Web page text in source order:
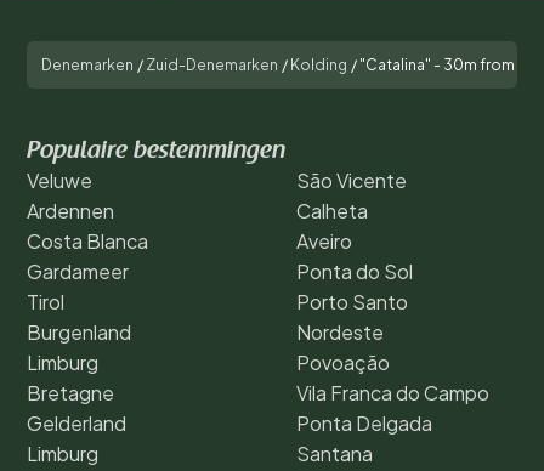
Denemarken / Zuid-Denemarken / Kolding / "Catalina" - 30m from the
Populaire bestemmingen
Veluwe
Ardennen
Costa Blanca
Gardameer
Tirol
Burgenland
Limburg
Bretagne
Gelderland
Limburg
São Vicente
Calheta
Aveiro
Ponta do Sol
Porto Santo
Nordeste
Povoação
Vila Franca do Campo
Ponta Delgada
Santana